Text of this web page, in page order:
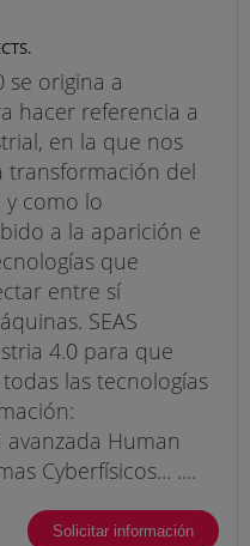
se origina a
hacer referencia a
en la que nos
transformación del
como lo
a la aparición e
que
entre sí
SEAS
4.0 para que
las tecnologías
Human
Cyberfísicos... ....
Solicitar información